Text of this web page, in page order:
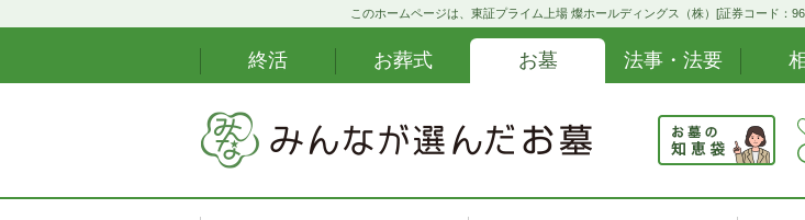
このホームページは、東証プライム上場 燦ホールディングス（株）[証券コード：
終活 お葬式 お墓 法事・法要